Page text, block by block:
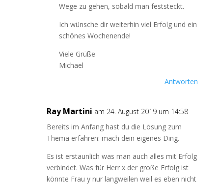
Wege zu gehen, sobald man feststeckt.
Ich wünsche dir weiterhin viel Erfolg und ein
schönes Wochenende!
Viele Grüße
Michael
Antworten
Ray Martini am 24. August 2019 um 14:58
Bereits im Anfang hast du die Lösung zum
Thema erfahren: mach dein eigenes Ding.
Es ist erstaunlich was man auch alles mit Erfolg
verbindet. Was für Herr x der große Erfolg ist
könnte Frau y nur langweilen weil es eben nicht